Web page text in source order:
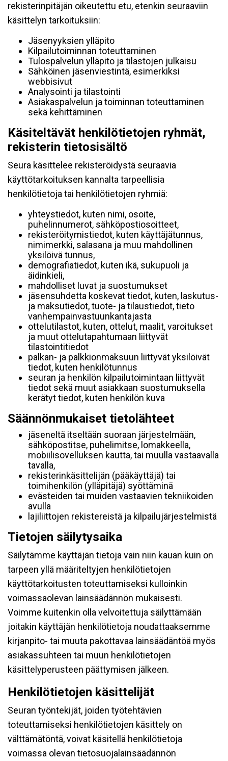
rekisterinpitäjän oikeutettu etu, etenkin seuraaviin
käsittelyn tarkoituksiin:
Jäsenyyksien ylläpito
Kilpailutoiminnan toteuttaminen
Tulospalvelun ylläpito ja tilastojen julkaisu
Sähköinen jäsenviestintä, esimerkiksi
webbisivut
Analysointi ja tilastointi
Asiakaspalvelun ja toiminnan toteuttaminen
sekä kehittäminen
Käsiteltävät henkilötietojen ryhmät,
rekisterin tietosisältö
Seura käsittelee rekisteröidystä seuraavia
käyttötarkoituksen kannalta tarpeellisia
henkilötietoja tai henkilötietojen ryhmiä:
yhteystiedot, kuten nimi, osoite,
puhelinnumerot, sähköpostiosoitteet,
rekisteröitymistiedot, kuten käyttäjätunnus,
nimimerkki, salasana ja muu mahdollinen
yksilöivä tunnus,
demografiatiedot, kuten ikä, sukupuoli ja
äidinkieli,
mahdolliset luvat ja suostumukset
jäsensuhdetta koskevat tiedot, kuten, laskutus-
ja maksutiedot, tuote- ja tilaustiedot, tieto
vanhempainvastuunkantajasta
ottelutilastot, kuten, ottelut, maalit, varoitukset
ja muut ottelutapahtumaan liittyvät
tilastointitiedot
palkan- ja palkkionmaksuun liittyvät yksilöivät
tiedot, kuten henkilötunnus
seuran ja henkilön kilpailutoimintaan liittyvät
tiedot sekä muut asiakkaan suostumuksella
kerätyt tiedot, kuten henkilön kuva
Säännönmukaiset tietolähteet
jäseneltä itseltään suoraan järjestelmään,
sähköpostitse, puhelimitse, lomakkeella,
mobiilisovelluksen kautta, tai muulla vastaavalla
tavalla,
rekisterinkäsittelijän (pääkäyttäjä) tai
toimihenkilön (ylläpitäjä) syöttäminä
evästeiden tai muiden vastaavien tekniikoiden
avulla
lajiliittojen rekistereistä ja kilpailujärjestelmistä
Tietojen säilytysaika
Säilytämme käyttäjän tietoja vain niin kauan kuin on
tarpeen yllä määriteltyjen henkilötietojen
käyttötarkoitusten toteuttamiseksi kulloinkin
voimassaolevan lainsäädännön mukaisesti.
Voimme kuitenkin olla velvoitettuja säilyttämään
joitakin käyttäjän henkilötietoja noudattaaksemme
kirjanpito- tai muuta pakottavaa lainsäädäntöä myös
asiakassuhteen tai muun henkilötietojen
käsittelyperusteen päättymisen jälkeen.
Henkilötietojen käsittelijät
Seuran työntekijät, joiden työtehtävien
toteuttamiseksi henkilötietojen käsittely on
välttämätöntä, voivat käsitellä henkilötietoja
voimassa olevan tietosuojalainsäädännön